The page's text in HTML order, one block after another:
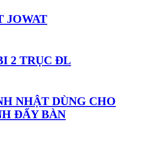
JOWAT
2 TRỤC ĐL
NHẬT DÙNG CHO
ĐẨY BÀN